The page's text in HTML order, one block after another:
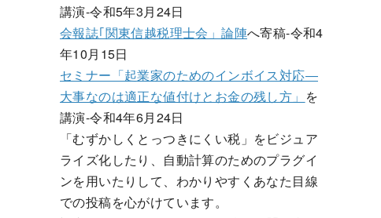
講演-令和5年3月24日
会報誌｢関東信越税理士会」論陣へ寄稿-令和4
年10月15日
セミナー「起業家のためのインボイス対応―
大事なのは適正な値付けとお金の残し方」 を
講演-令和4年6月24日
「むずかしくとっつきにくい税」をビジュア
ライズ化したり、自動計算のためのプラグイ
ンを用いたりして、わかりやすくあなた目線
での投稿を心がけています。